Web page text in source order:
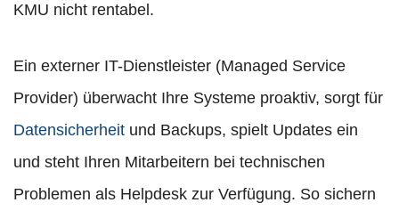
KMU nicht rentabel.
Ein externer IT-Dienstleister (Managed Service
Provider) überwacht Ihre Systeme proaktiv, sorgt für
Datensicherheit und Backups, spielt Updates ein
und steht Ihren Mitarbeitern bei technischen
Problemen als Helpdesk zur Verfügung. So sichern